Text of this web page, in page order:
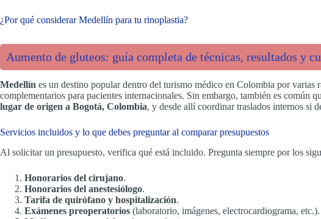
¿Por qué considerar Medellín para tu rinoplastia?
Aumento de gluteos: guía completa de técnicas, resultados y
Medellín es un destino popular dentro del turismo médico en Colombia por
complementarios para pacientes internacionales. Sin embargo, también es común
lugar de origen a Bogotá, Colombia, y desde allí coordinar traslados internos si
Servicios incluidos y lo que debes preguntar al comparar presupuestos
Al solicitar un presupuesto, verifica qué está incluido. Pregunta siempre por los
Honorarios del cirujano.
Honorarios del anestesiólogo.
Tarifa de quirófano y hospitalización.
Exámenes preoperatorios (laboratorio, imágenes, electrocardiograma, etc.).